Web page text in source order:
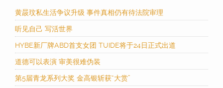
黄晸玟私生活争议升级 事件真相仍有待法院审理
听见自己 写活世界
HYBE新厂牌ABD首支女团 TUIDE将于24日正式出道
道德可以表演 审美很难伪装
第5届青龙系列大奖 金高银斩获“大赏”